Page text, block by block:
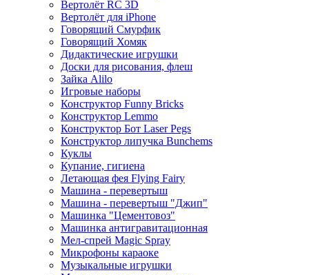
Вертолёт RC 3D
Вертолёт для iPhone
Говорящий Смурфик
Говорящий Хомяк
Дидактические игрушки
Доски для рисования, флеш
Зайка Alilo
Игровые наборы
Конструктор Funny Bricks
Конструктор Lemmo
Конструктор Бот Laser Pegs
Конструктор липучка Bunchems
Куклы
Купание, гигиена
Летающая фея Flying Fairy
Машина - перевертыш
Машина - перевертыш "Джип"
Машинка "Цементовоз"
Машинка антигравитационная
Мел-спрей Magic Spray
Микрофоны караоке
Музыкальные игрушки